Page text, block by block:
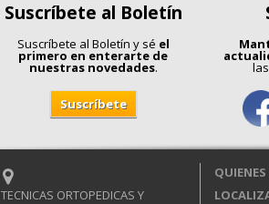
Suscríbete al Boletín
Suscríbete al Boletín y sé el
primero en enterarte de
nuestras novedades.
TECNICAS ORTOPEDICAS Y